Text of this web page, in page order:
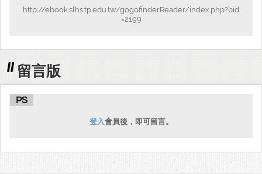
http://ebook.slhs.tp.edu.tw/gogofinderReader/index.php?bid
=2199
留言版
PS
登入會員後，即可留言。